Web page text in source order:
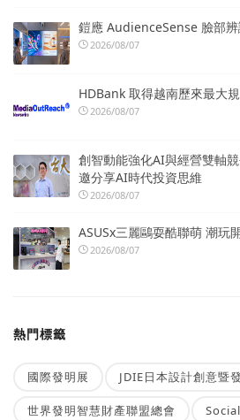
鎧應 AudienceSense 臉部
2026/08/07
HDBank 取得越南歷來最大
2026/08/07
創智動能強化AI與經營雙軸
邀分享AI時代投資思維
2026/08/07
ASUSx三麗鷗耍酷聯萌 潮玩
2026/08/07
熱門標籤
國際發明展 JDIE日本設計創意暨
世界發明智慧財產聯盟總會